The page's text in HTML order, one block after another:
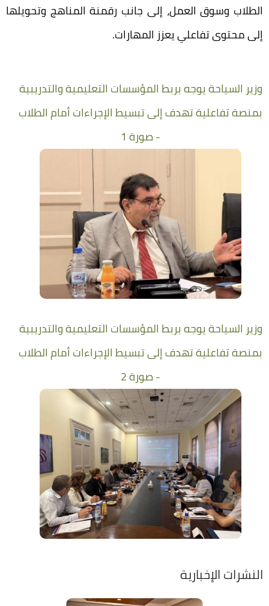
الطلاب وسوق العمل، إلى جانب رقمنة المناهج وتحويلها
إلى محتوى تفاعلي يعزز المهارات.
وزير السياحة يوجه بربط المؤسسات التعليمية والتدريبية
بمنصة تفاعلية تهدف إلى تبسيط الإجراءات أمام الطلاب
- صورة 1
وزير السياحة يوجه بربط المؤسسات التعليمية والتدريبية
بمنصة تفاعلية تهدف إلى تبسيط الإجراءات أمام الطلاب
- صورة 2
النشرات الإخبارية